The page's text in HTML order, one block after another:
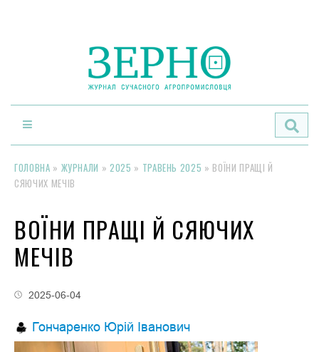
ГОЛОВНА » ЖУРНАЛИ »2025 » ТРАВЕНЬ 2025 » ВОЇНИ ПРАЩІ Й
СЯЮЧИХ МЕЧІВ
ВОЇНИ ПРАЩІ Й СЯЮЧИХ
МЕЧІВ
2025-06-04
Гончаренко Юрій Іванович